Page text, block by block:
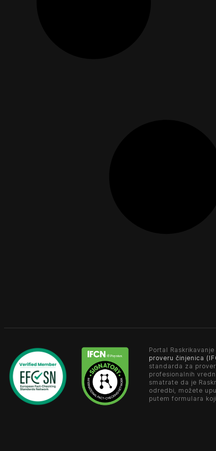
Portal
proveru činjenica
standarda za
profesionalnih
smatrate da je
odredbi, možete
putem formulara